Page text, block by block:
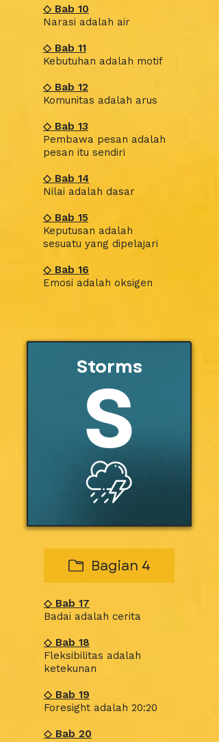
◇ Bab 10
Narasi adalah air
◇ Bab 11
Kebutuhan adalah motif
◇ Bab 12
Komunitas adalah arus
◇ Bab 13
Pembawa pesan adalah
pesan itu sendiri
◇ Bab 14
Nilai adalah dasar
◇ Bab 15
Keputusan adalah
sesuatu yang dipelajari
◇ Bab 16
Emosi adalah oksigen
Storms
Bagian 4
◇ Bab 17
Badai adalah cerita
◇ Bab 18
Fleksibilitas adalah
ketekunan
◇ Bab 19
Foresight adalah 20:20
◇ Bab 20